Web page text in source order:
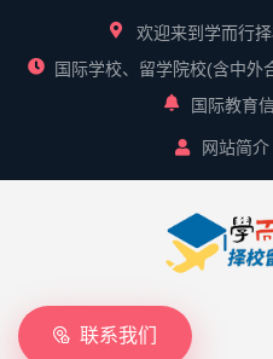
欢迎来到学而行
国际学校、留学院校(含中外
国际教育
网站简介
联系我们